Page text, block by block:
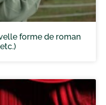
forme de roman